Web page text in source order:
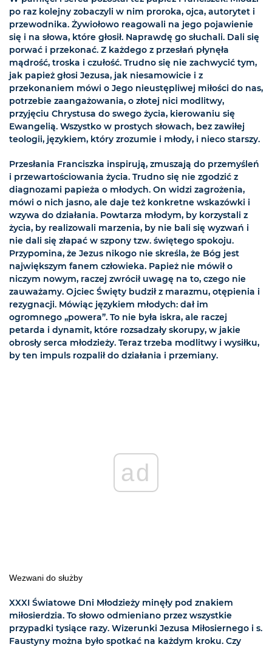
po raz kolejny zobaczyli w nim proroka, ojca, autorytet i
przewodnika. Żywiołowo reagowali na jego pojawienie
się i na słowa, które głosił. Naprawdę go słuchali. Dali się
porwać i przekonać. Z każdego z przesłań płynęła
mądrość, troska i czułość. Trudno się nie zachwycić tym,
jak papież głosi Jezusa, jak niesamowicie i z
przekonaniem mówi o Jego nieustępliwej miłości do nas,
potrzebie zaangażowania, o złotej nici modlitwy,
przyjęciu Chrystusa do swego życia, kierowaniu się
Ewangelią. Wszystko w prostych słowach, bez zawiłej
teologii, językiem, który zrozumie i młody, i nieco starszy.
Przesłania Franciszka inspirują, zmuszają do przemyśleń
i przewartościowania życia. Trudno się nie zgodzić z
diagnozami papieża o młodych. On widzi zagrożenia,
mówi o nich jasno, ale daje też konkretne wskazówki i
wzywa do działania. Powtarza młodym, by korzystali z
życia, by realizowali marzenia, by nie bali się wyzwań i
nie dali się złapać w szpony tzw. świętego spokoju.
Przypomina, że Jezus nikogo nie skreśla, że Bóg jest
największym fanem człowieka. Papież nie mówił o
niczym nowym, raczej zwrócił uwagę na to, czego nie
zauważamy. Ojciec Święty budził z marazmu, otępienia i
rezygnacji. Mówiąc językiem młodych: dał im
ogromnego „powera”. To nie była iskra, ale raczej
petarda i dynamit, które rozsadzały skorupy, w jakie
obrosły serca młodzieży. Teraz trzeba modlitwy i wysiłku,
by ten impuls rozpalił do działania i przemiany.
ad
Wezwani do służby
XXXI Światowe Dni Młodzieży minęły pod znakiem
miłosierdzia. To słowo odmieniano przez wszystkie
przypadki tysiące razy. Wizerunki Jezusa Miłosiernego i s.
Faustyny można było spotkać na każdym kroku. Czy